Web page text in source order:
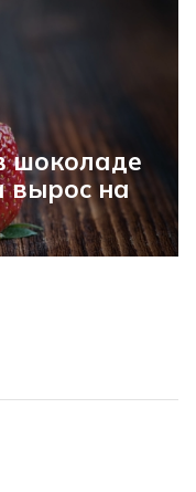
шоколаде
вырос на